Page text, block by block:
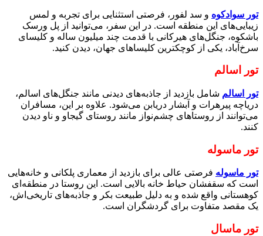
تور سوادکوه و سد لفور، فرصتی استثنایی برای تجربه و لمس
زیبایی‌های این منطقه است. در این سفر، می‌توانید از پل ورسک
باشکوه، جنگل‌های هیرکانی با قدمت چند میلیون ساله و کلیسای
سرخ‌آباد، یکی از کوچکترین کلیساهای جهان، دیدن کنید.
تور اسالم
تور اسالم شامل بازدید از جاذبه‌های دیدنی مانند جنگل‌های اسالم،
دریاچه پیرهرات و آبشار دریابن می‌شود. علاوه بر این، مسافران
می‌توانند از روستاهای چشم‌نواز مانند روستای گیجاو و ناو دیدن
کنند.
تور ماسوله
تور ماسوله فرصتی عالی برای بازدید از معماری پلکانی و خانه‌هایی
است که سقفشان حیاط خانه بالایی است. این روستا در منطقه‌ای
کوهستانی واقع شده و به دلیل طبیعت بکر و جاذبه‌های تاریخی‌اش،
یک مقصد متفاوت برای گردشگران است.
تور ماسال